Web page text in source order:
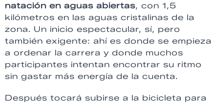
natación en aguas abiertas, con 1,5
kilómetros en las aguas cristalinas de la
zona. Un inicio espectacular, sí, pero
también exigente: ahí es donde se empieza
a ordenar la carrera y donde muchos
participantes intentan encontrar su ritmo
sin gastar más energía de la cuenta.
Después tocará subirse a la bicicleta para